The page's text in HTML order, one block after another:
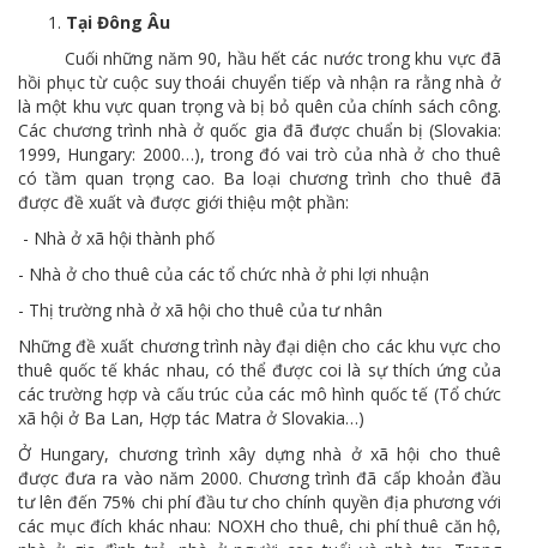
Tại Đông Âu
Cuối những năm 90, hầu hết các nước trong khu vực đã
hồi phục từ cuộc suy thoái chuyển tiếp và nhận ra rằng nhà ở
là một khu vực quan trọng và bị bỏ quên của chính sách công.
Các chương trình nhà ở quốc gia đã được chuẩn bị (Slovakia:
1999, Hungary: 2000…), trong đó vai trò của nhà ở cho thuê
có tầm quan trọng cao. Ba loại chương trình cho thuê đã
được đề xuất và được giới thiệu một phần:
- Nhà ở xã hội thành phố
- Nhà ở cho thuê của các tổ chức nhà ở phi lợi nhuận
- Thị trường nhà ở xã hội cho thuê của tư nhân
Những đề xuất chương trình này đại diện cho các khu vực cho
thuê quốc tế khác nhau, có thể được coi là sự thích ứng của
các trường hợp và cấu trúc của các mô hình quốc tế (Tổ chức
xã hội ở Ba Lan, Hợp tác Matra ở Slovakia…)
Ở Hungary, chương trình xây dựng nhà ở xã hội cho thuê
được đưa ra vào năm 2000. Chương trình đã cấp khoản đầu
tư lên đến 75% chi phí đầu tư cho chính quyền địa phương với
các mục đích khác nhau: NOXH cho thuê, chi phí thuê căn hộ,